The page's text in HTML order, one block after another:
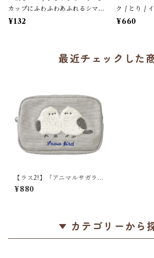
カップにふわふわあふれるシマエ
ナガ / カフェオレ色 / クーリア
¥132
ク / とり /
＆オカメ /
¥660
最近チェックした
【ラス2!】「アニマルサガラ刺
繍ポーチ / シマエナガ / グレ
ー」立体シマエナガ刺繍のポ
¥880
カテゴリーから